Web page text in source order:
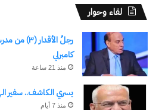
لقاء وحوار
رجلُ الأقدار
كامبرلي
منذ 21 ساعة
يسري الكاشف.. سفير
منذ 7 أيام